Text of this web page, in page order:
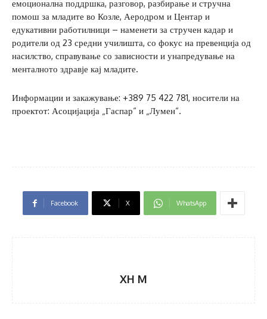
емоционална поддршка, разговор, разбирање и стручна
помош за младите во Козле, Аеродром и Центар и
едукативни работилници – наменети за стручен кадар и
родители од 23 средни училишта, со фокус на превенција од
насилство, справување со зависности и унапредување на
менталното здравје кај младите.
Информации и закажување: +389 75 422 781, носители на
проектот: Асоцијација „Гаспар“ и „Лумен“.
Facebook X WhatsApp
XH M